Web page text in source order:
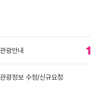
관광안내
관광정보 수정/신규요청